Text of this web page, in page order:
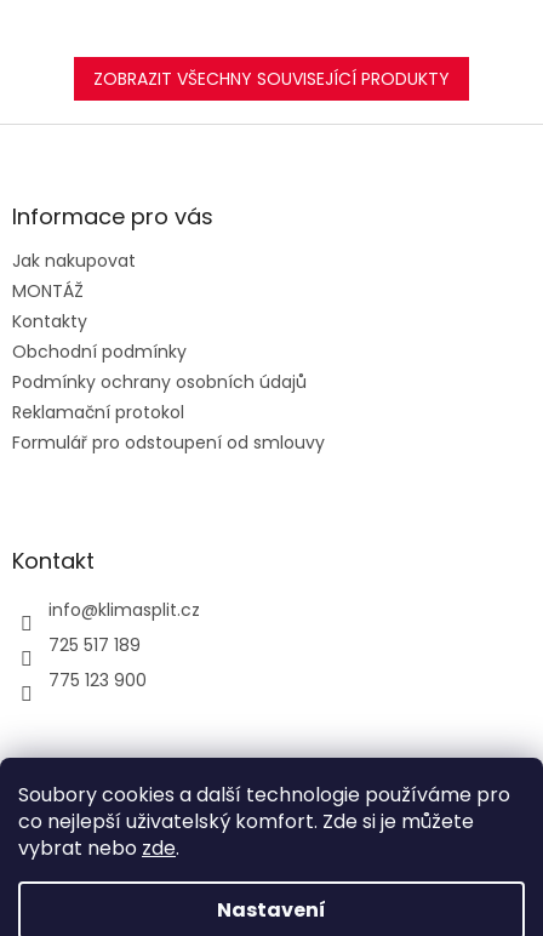
Soubory cookies a další technologie používáme pro
co nejlepší uživatelský komfort. Zde si je můžete
vybrat nebo zde.
Nastavení
ZOBRAZIT VŠECHNY SOUVISEJÍCÍ PRODUKTY
Z
aInformace pro vás
Jak nakupovat
MONTÁŽ
Kontakty
Obchodní podmínky
Podmínky ochrany osobních údajů
Reklamační protokol
Formulář pro odstoupení od smlouvy
Kontakt
info@klimasplit.cz
725 517 189
775 123 900
air-cool
Vytvořil Shoptet